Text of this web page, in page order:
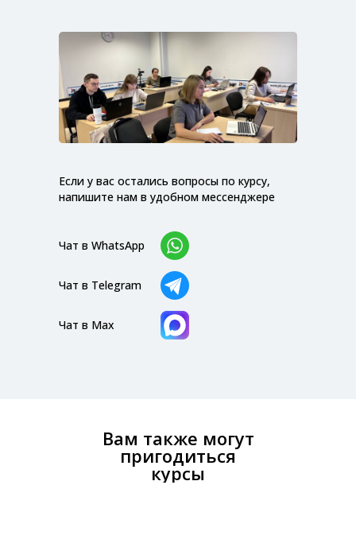
Если у вас остались вопросы по курсу,
напишите нам в удобном мессенджере
Чат в WhatsApp
Чат в Telegram
Чат в Max
Вам также могут
пригодиться
курсы